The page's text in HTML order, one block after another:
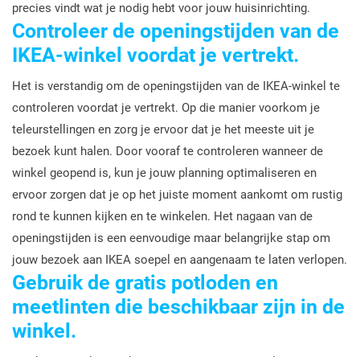
precies vindt wat je nodig hebt voor jouw huisinrichting.
Controleer de openingstijden van de
IKEA-winkel voordat je vertrekt.
Het is verstandig om de openingstijden van de IKEA-winkel te
controleren voordat je vertrekt. Op die manier voorkom je
teleurstellingen en zorg je ervoor dat je het meeste uit je
bezoek kunt halen. Door vooraf te controleren wanneer de
winkel geopend is, kun je jouw planning optimaliseren en
ervoor zorgen dat je op het juiste moment aankomt om rustig
rond te kunnen kijken en te winkelen. Het nagaan van de
openingstijden is een eenvoudige maar belangrijke stap om
jouw bezoek aan IKEA soepel en aangenaam te laten verlopen.
Gebruik de gratis potloden en
meetlinten die beschikbaar zijn in de
winkel.